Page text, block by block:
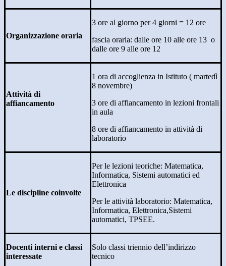
Organizzazione oraria
3 ore al giorno per 4 giorni = 12 ore
fascia oraria: dalle ore 10 alle ore 13 o
dalle ore 9 alle ore 12
Attività di
affiancamento
1 ora di accoglienza in Istituto ( martedì
8 novembre)
3 ore di affiancamento in lezioni frontali
in aula
8 ore di affiancamento in attività di
laboratorio
Le discipline coinvolte
Per le lezioni teoriche: Matematica,
Informatica, Sistemi automatici ed
Elettronica
Per le attività laboratorio: Matematica,
Informatica, Elettronica,Sistemi
automatici, TPSEE.
Docenti interni e classi
interessate
Solo classi triennio dell’indirizzo
tecnico